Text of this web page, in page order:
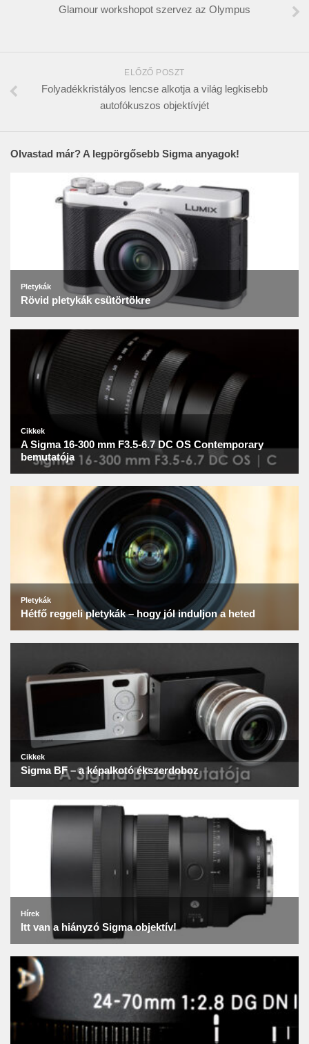
Glamour workshopot szervez az Olympus
ELŐZŐ POSZT
Folyadékkristályos lencse alkotja a világ legkisebb
autofókuszos objektívjét
Olvastad már? A legpörgősebb Sigma anyagok!